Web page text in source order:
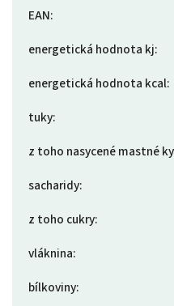
EAN:
energetická hodnota kj:
energetická hodnota kcal:
tuky:
z toho nasycené mastné
sacharidy:
z toho cukry:
vláknina:
bílkoviny: